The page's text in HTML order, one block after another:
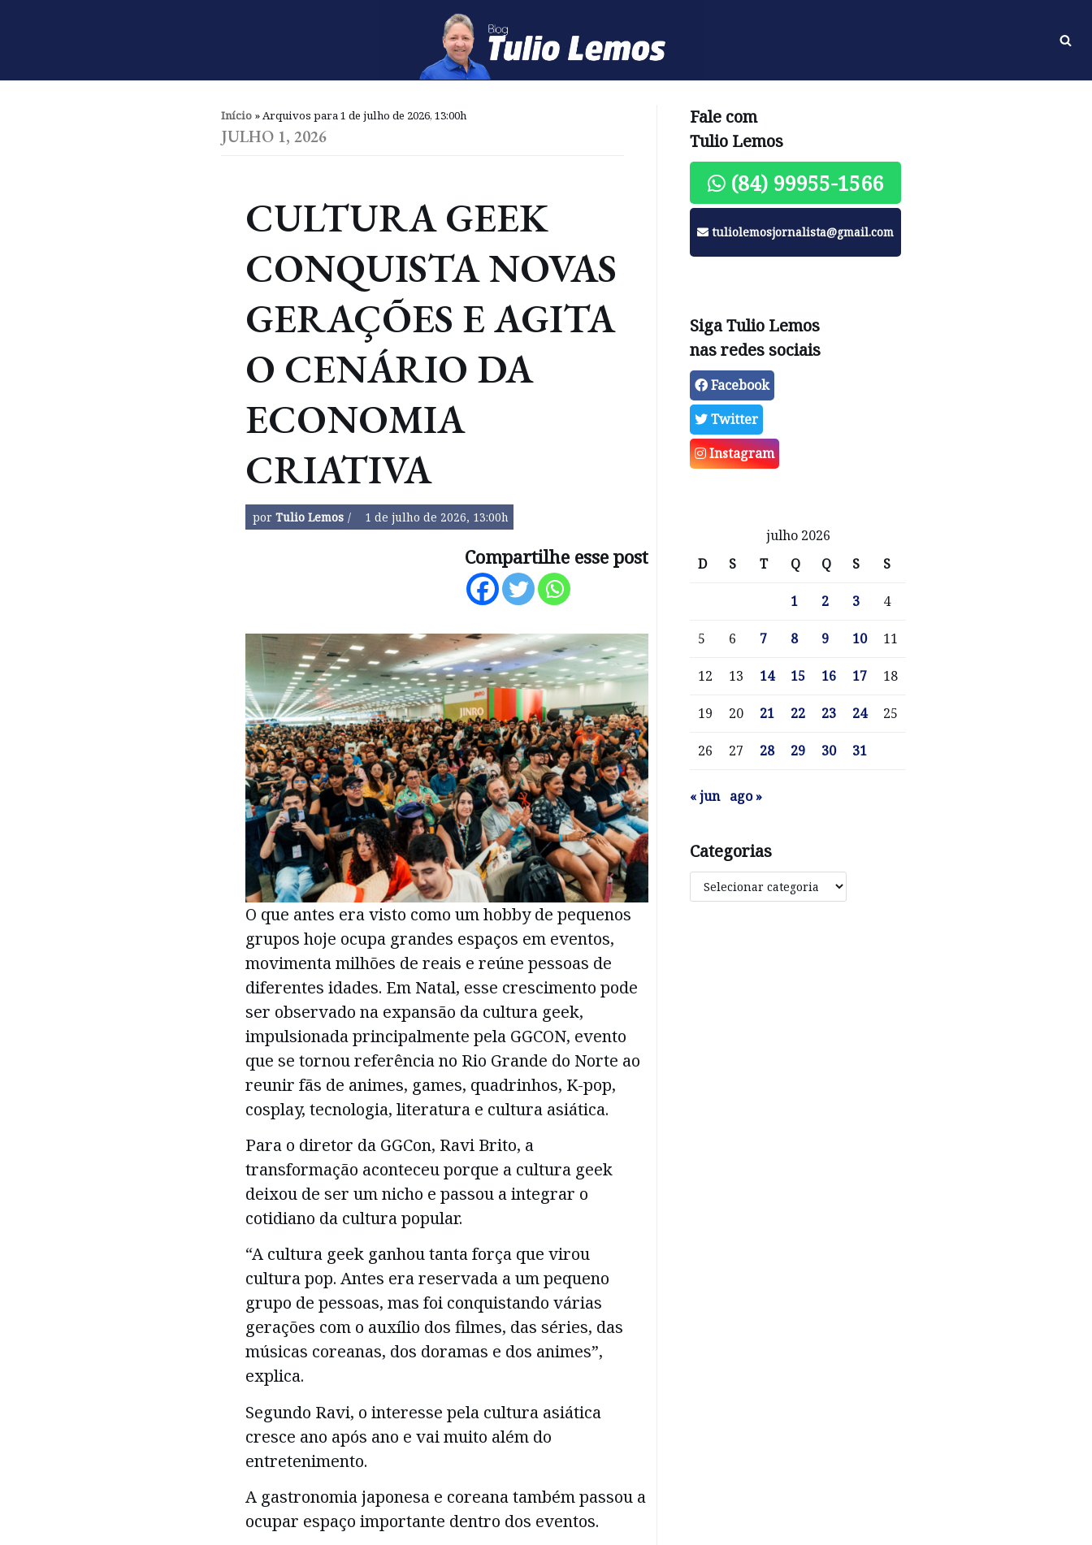
o
Início »Arquivos para 1 de julho de 2026, 13:00h
JULHO 1, 2026
CULTURA GEEK
CONQUISTA NOVAS
GERAÇÕES E AGITA
O CENÁRIO DA
ECONOMIA
CRIATIVA
por Tulio Lemos 1 de julho de 2026, 13:00h
Compartilhe esse post
O que antes era visto como um hobby de pequenos
grupos hoje ocupa grandes espaços em eventos,
movimenta milhões de reais e reúne pessoas de
diferentes idades. Em Natal, esse crescimento pode
ser observado na expansão da cultura geek,
impulsionada principalmente pela GGCON, evento
que se tornou referência no Rio Grande do Norte ao
reunir fãs de animes, games, quadrinhos, K-pop,
cosplay, tecnologia, literatura e cultura asiática.
Para o diretor da GGCon, Ravi Brito, a
transformação aconteceu porque a cultura geek
deixou de ser um nicho e passou a integrar o
cotidiano da cultura popular.
“A cultura geek ganhou tanta força que virou
cultura pop. Antes era reservada a um pequeno
grupo de pessoas, mas foi conquistando várias
gerações com o auxílio dos filmes, das séries, das
músicas coreanas, dos doramas e dos animes”,
explica.
Segundo Ravi, o interesse pela cultura asiática
cresce ano após ano e vai muito além do
entretenimento.
A gastronomia japonesa e coreana também passou a
ocupar espaço importante dentro dos eventos.
Fale com
Tulio Lemos
(84) 99955-1566
tuliolemosjornalista@gmail.com
Siga Tulio Lemos
nas redes sociais
Facebook
Twitter
Instagram
julho 2026
D
S T Q Q S S
1 2 3 4
5 6 7 8 9 10 11
12 13 14 15 16 17 18
19 20 21 22 23 24 25
26 27 28 29 30 31
« jun ago »
Categorias